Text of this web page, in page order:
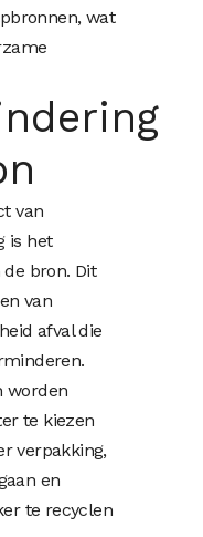
wat
van
is het
bron. Dit
van
afval die
worden
te kiezen
verpakking,
en
te recyclen